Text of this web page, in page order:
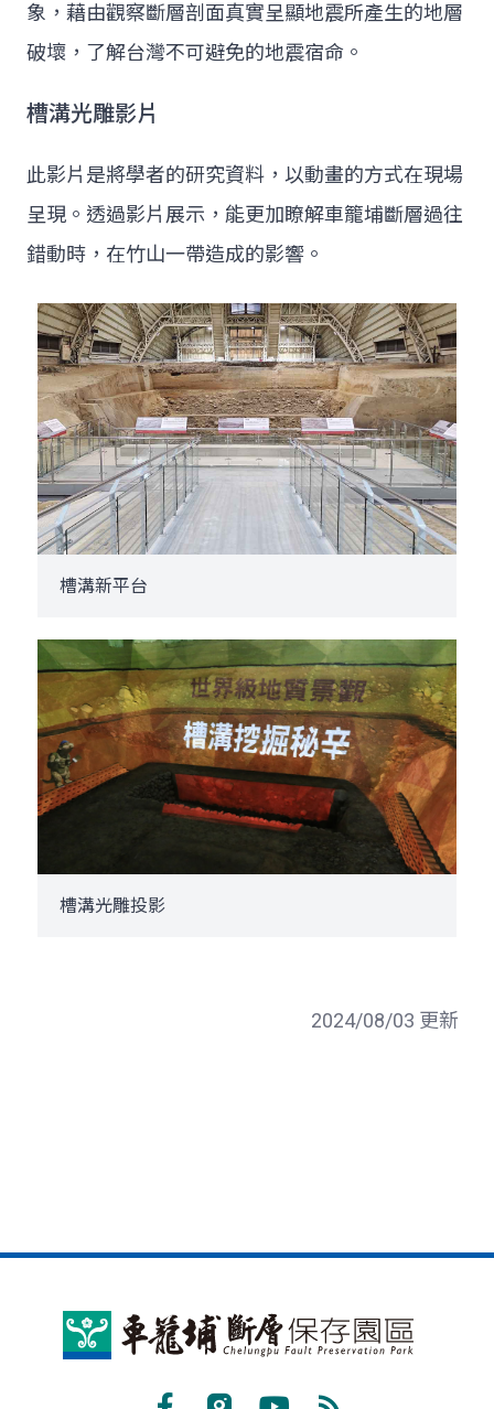
象，藉由觀察斷層剖面真實呈顯地震所產生的地層
破壞，了解台灣不可避免的地震宿命。
槽溝光雕影片
此影片是將學者的研究資料，以動畫的方式在現場
呈現。透過影片展示，能更加瞭解車籠埔斷層過往
錯動時，在竹山一帶造成的影響。
槽溝新平台
槽溝光雕投影
2024/08/03 更新
車